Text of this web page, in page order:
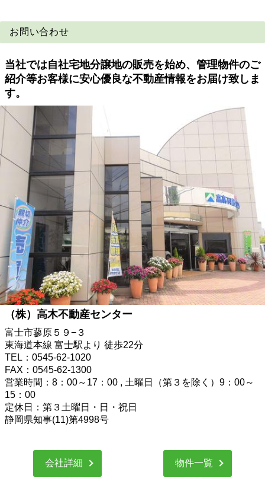
お問い合わせ
当社では自社宅地分譲地の販売を始め、管理物件のご
紹介等お客様に安心優良な不動産情報をお届け致しま
す。
（株）高木不動産センター
富士市蓼原５９−３
東海道本線 富士駅より 徒歩22分
TEL：0545-62-1020
FAX：0545-62-1300
営業時間：8：00～17：00 , 土曜日（第３を除く）9：00～
15：00
定休日：第３土曜日・日・祝日
静岡県知事(11)第4998号
会社詳細 物件一覧